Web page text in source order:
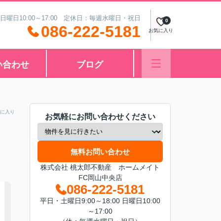
曜日10:00～17:00 定休日：毎週水曜日・祝日
086-222-5181 お気に入り
0
合わせ ブログ
入り
お気軽にお問い合わせください
無料お問い合わせ
株式会社 桃太郎不動産 ホームメイト
FC岡山中央店
086-222-5181
平日・土曜日9:00～18:00 日曜日10:00
～17:00